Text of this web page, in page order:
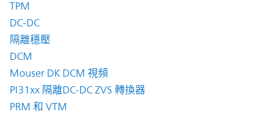
TPM
DC-DC
隔離穩壓
DCM
Mouser DK DCM 視頻
PI31xx 隔離DC-DC ZVS 轉換器
PRM 和 VTM